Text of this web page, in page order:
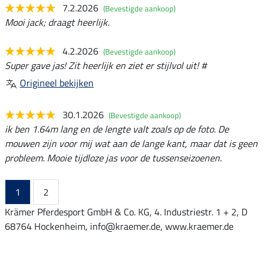
7.2.2026 (Bevestigde aankoop)
Mooi jack; draagt heerlijk.
4.2.2026 (Bevestigde aankoop)
Super gave jas! Zit heerlijk en ziet er stijlvol uit! #
Origineel bekijken
30.1.2026 (Bevestigde aankoop)
ik ben 1.64m lang en de lengte valt zoals op de foto. De
mouwen zijn voor mij wat aan de lange kant, maar dat is geen
probleem. Mooie tijdloze jas voor de tussenseizoenen.
1
2
Krämer Pferdesport GmbH & Co. KG, 4. Industriestr. 1 + 2, D
68764 Hockenheim, info@kraemer.de, www.kraemer.de